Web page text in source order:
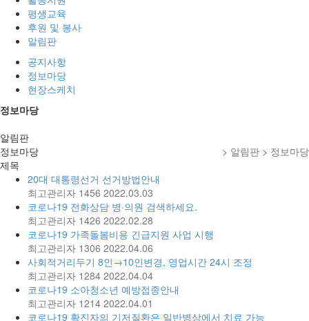
평생교육
후원 및 봉사
알림판
공지사항
정보마당
현장스케치
정보마당
알림판
> 알림판 > 정보마당
정보마당
제목
20대 대통령선거 선거방법안내
최고관리자 1456 2022.03.03
코로나19 전화상담 병·의원 검색하세요.
최고관리자 1426 2022.02.28
코로나19 가족돌봄비용 긴급지원 사업 시행
최고관리자 1306 2022.04.06
사회적거리두기 8인→10인변경, 영업시간 24시 조정
최고관리자 1284 2022.04.04
코로나19 소아청소년 예방접종안내
최고관리자 1214 2022.04.01
코로나19 확진자의 기저질환은 일반병상에서 치료 가능